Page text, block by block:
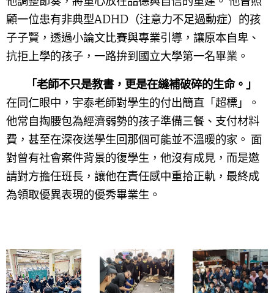
顧一位患有非典型ADHD（注意力不足過動症）的孩
子子賢，透過小論文比賽與專業引導，讓原本自卑、
抗拒上學的孩子，一路拚到國立大學第一名畢業。
「老師不只是教書，更是在縫補破碎的生命。」
在同仁眼中，宇泰老師對學生的付出簡直「超標」。
他常自掏腰包為經濟弱勢的孩子準備三餐、支付材料
費，甚至在深夜送學生回那個可能並不溫暖的家。 面
對曾有社會案件背景的復學生，他沒有成見，而是邀
請對方擔任班長，讓他在責任感中重拾正軌，最終成
為領取優異表現的優秀畢業生。